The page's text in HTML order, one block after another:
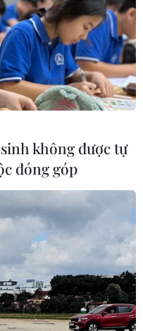
sinh
nào?
không được tự
đóng góp